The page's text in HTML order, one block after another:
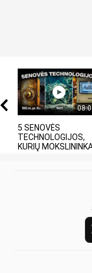
5 SENOVĖS
TECHNOLOGIJOS,
KURIŲ